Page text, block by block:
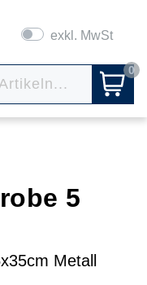
exkl. MwSt
0
5
Metall